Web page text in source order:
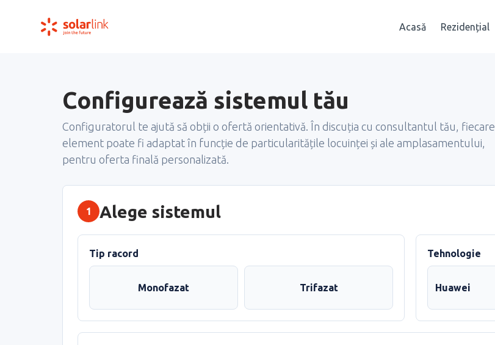
Acasă Rezidențial
Configurează sistemul tău
Configuratorul te ajută să obții o ofertă orientativă. În discuția cu consultantul tău, fiecare
element poate fi adaptat în funcție de particularitățile locuinței și ale amplasamentului,
pentru oferta finală personalizată.
1 Alege sistemul
Tip racord
Monofazat Trifazat
Tehnologie
Huawei